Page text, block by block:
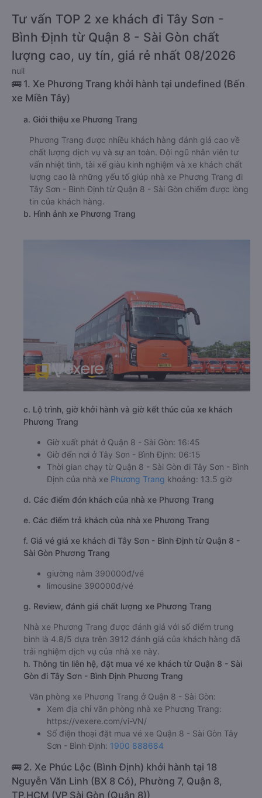
Tư vấn TOP 2 xe khách đi Tây Sơn -
Bình Định từ Quận 8 - Sài Gòn chất
lượng cao, uy tín, giá rẻ nhất 08/2026
null
🚌 1. Xe Phương Trang khởi hành tại undefined (Bến
xe Miền Tây)
a. Giới thiệu xe Phương Trang
Phương Trang được nhiều khách hàng đánh giá cao về
chất lượng dịch vụ và sự an toàn. Đội ngũ nhân viên tư
vấn nhiệt tình, tài xế giàu kinh nghiệm và xe khách chất
lượng cao là những yếu tố giúp nhà xe Phương Trang đi
Tây Sơn - Bình Định từ Quận 8 - Sài Gòn chiếm được lòng
tin của khách hàng.
b. Hình ảnh xe Phương Trang
c. Lộ trình, giờ khởi hành và giờ kết thúc của xe khách
Phương Trang
Giờ xuất phát ở Quận 8 - Sài Gòn: 16:45
Giờ đến nơi ở Tây Sơn - Bình Định: 06:15
Thời gian chạy từ Quận 8 - Sài Gòn đi Tây Sơn - Bình
Định của nhà xe Phương Trang khoảng: 13.5 giờ
d. Các điểm đón khách của nhà xe Phương Trang
e. Các điểm trả khách của nhà xe Phương Trang
f. Giá vé giá xe khách đi Tây Sơn - Bình Định từ Quận 8 -
Sài Gòn Phương Trang
giường nằm 390000đ/vé
limousine 390000đ/vé
g. Review, đánh giá chất lượng xe Phương Trang
Nhà xe Phương Trang được đánh giá với số điểm trung
bình là 4.8/5 dựa trên 3912 đánh giá của khách hàng đã
trải nghiệm dịch vụ của nhà xe này.
h. Thông tin liên hệ, đặt mua vé xe khách từ Quận 8 - Sài
Gòn đi Tây Sơn - Bình Định Phương Trang
Văn phòng xe Phương Trang ở Quận 8 - Sài Gòn:
Xem địa chỉ văn phòng nhà xe Phương Trang:
https://vexere.com/vi-VN/
Số điện thoại đặt mua vé xe Quận 8 - Sài Gòn Tây
Sơn - Bình Định: 1900 888684
🚌 2. Xe Phúc Lộc (Bình Định) khởi hành tại 18
Nguyễn Văn Linh (BX 8 Có), Phường 7, Quận 8,
TP.HCM (VP Sài Gòn (Quận 8))